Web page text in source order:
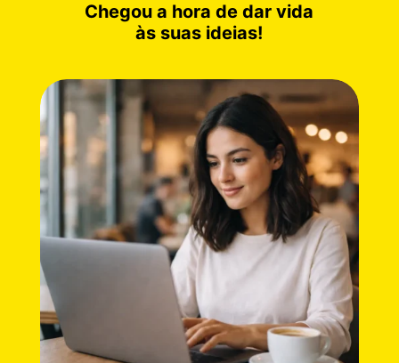
Chegou a hora de dar vida
às suas ideias!